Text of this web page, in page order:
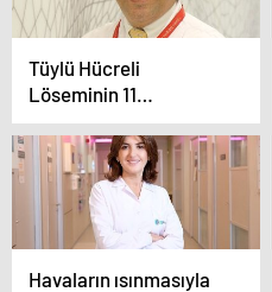
Tüylü Hücreli
Löseminin 11
Belirtisine Dikkat!
Havaların ısınmasıyla